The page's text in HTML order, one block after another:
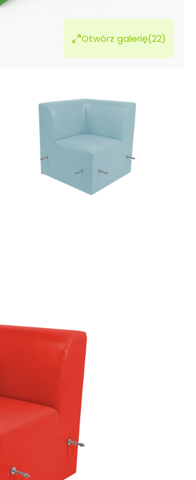
Otwórz galerię(22)